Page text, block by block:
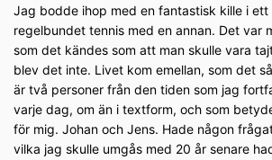
Jag bodde ihop med en fantastisk kille i ett
regelbundet tennis med en annan. Det var
som det kändes som att man skulle vara
blev det inte. Livet kom emellan, som det
är två personer från den tiden som jag
varje dag, om än i textform, och som
för mig. Johan och Jens. Hade någon
vilka jag skulle umgås med 20 år senare